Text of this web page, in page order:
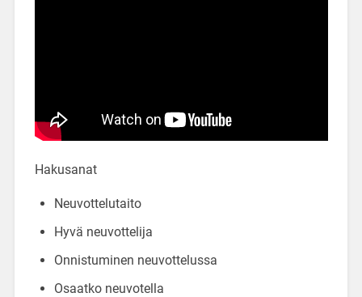
Hakusanat
Neuvottelutaito
Hyvä neuvottelija
Onnistuminen neuvottelussa
Osaatko neuvotella